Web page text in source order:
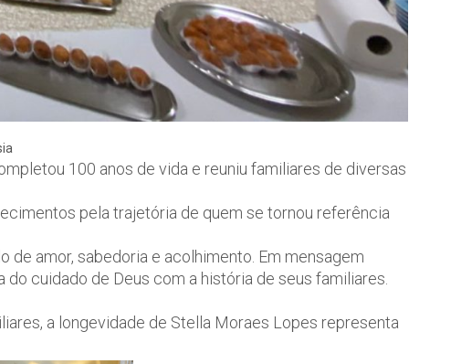
100 anos de vida e reuniu familiares de diversas
pela trajetória de quem se tornou referência
amor, sabedoria e acolhimento. Em mensagem
cuidado de Deus com a história de seus familiares.
a longevidade de Stella Moraes Lopes representa